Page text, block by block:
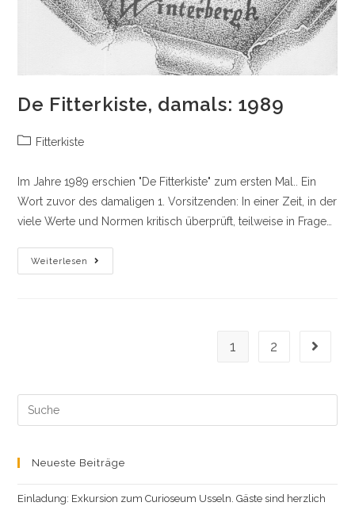
De Fitterkiste, damals: 1989
Beitrags-
Fitterkiste
Im Jahre 1989 erschien "De Fitterkiste" zum ersten Mal.. Ein
Wort zuvor des damaligen 1. Vorsitzenden: In einer Zeit, in der
viele Werte und Normen kritisch überprüft, teilweise in Frage…
Weiterlesen
De
Fitterkiste,
1 2 Gehe
Search
this
Neueste Beiträge
Einladung: Exkursion zum Curioseum Usseln. Gäste sind herzlich